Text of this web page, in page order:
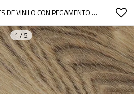
PISOS DE TABLONES DE VINILO CON PEGAMENTO DE 2 MM TABLONES DE VINILO DE LUJO A PRUEBA DE AGUA | 4''X36'' 2,0 MM/0,2 MM PISOS FLEXIBLES HDF 9117
1 / 5